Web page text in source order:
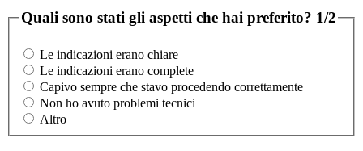
Quali sono stati gli aspetti che hai preferito? 1/2
Le indicazioni erano chiare
Le indicazioni erano complete
Capivo sempre che stavo procedendo correttamente
Non ho avuto problemi tecnici
Altro